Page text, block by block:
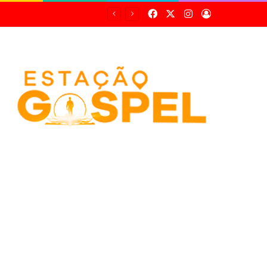
FacebookInstagram
Entrar